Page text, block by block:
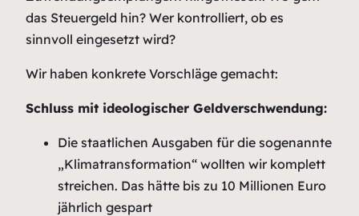
das Steuergeld hin? Wer kontrolliert, ob es
sinnvoll eingesetzt wird?
Wir haben konkrete Vorschläge gemacht:
Schluss mit ideologischer Geldverschwendung:
Die staatlichen Ausgaben für die sogenannte
„Klimatransformation“ wollten wir komplett
streichen. Das hätte bis zu 10 Millionen Euro
jährlich gespart